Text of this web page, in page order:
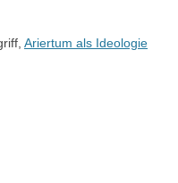
Ariertum als Ideologie